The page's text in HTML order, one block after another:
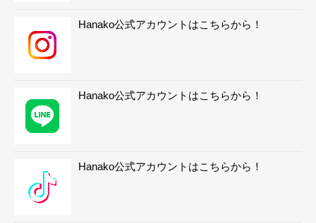
Hanako公式アカウントはこちらから！
Hanako公式アカウントはこちらから！
Hanako公式アカウントはこちらから！